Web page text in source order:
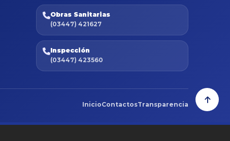
Obras Sanitarias
(03447) 421627
Inspección
(03447) 423560
InicioContactosTransparencia